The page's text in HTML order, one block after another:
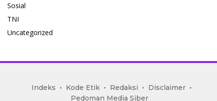
Sosial
TNI
Uncategorized
mediakoran.com
Indeks Kode Etik Redaksi
Disclaimer
Pedoman Media Siber